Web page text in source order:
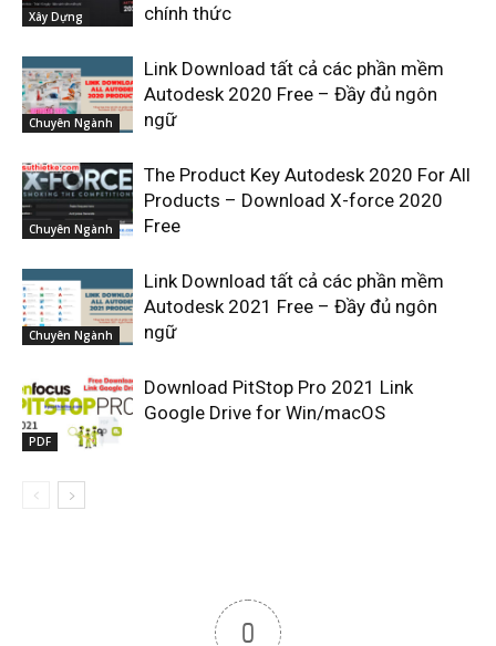
Xây Dựng
chính thức
Chuyên Ngành
Link Download tất cả các phần mềm
Autodesk 2020 Free – Đầy đủ ngôn
ngữ
Chuyên Ngành
The Product Key Autodesk 2020 For All
Products – Download X-force 2020
Free
Chuyên Ngành
Link Download tất cả các phần mềm
Autodesk 2021 Free – Đầy đủ ngôn
ngữ
PDF
Download PitStop Pro 2021 Link
Google Drive for Win/macOS
0